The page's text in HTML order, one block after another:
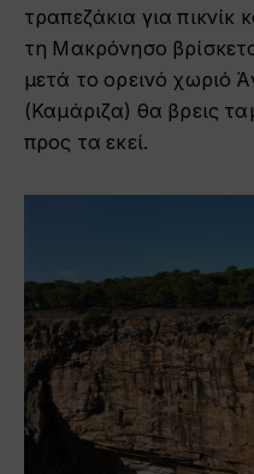
τραπεζάκια για
τη Μακρόνησο
μετά το ορεινό χωριό
(Καμάριζα) θα βρεις
προς τα εκεί.